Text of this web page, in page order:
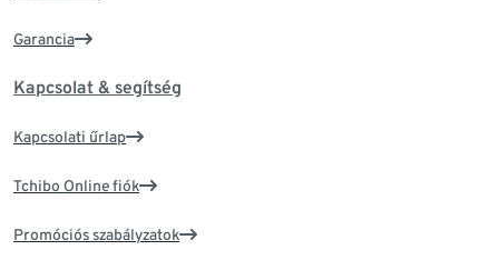
Garancia
Kapcsolat & segítség
Kapcsolati űrlap
Tchibo Online fiók
Promóciós szabályzatok